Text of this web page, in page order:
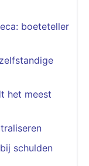
boeteteller
het meest
schulden